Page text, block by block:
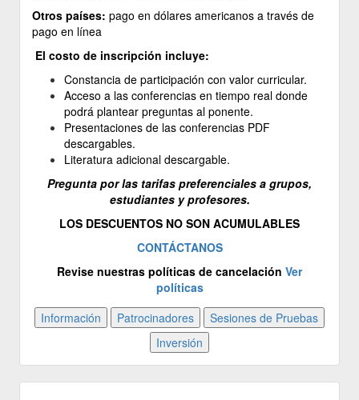
Otros países: pago en dólares americanos a través de
pago en línea
El costo de inscripción incluye:
Constancia de participación con valor curricular.
Acceso a las conferencias en tiempo real donde
podrá plantear preguntas al ponente.
Presentaciones de las conferencias PDF
descargables.
Literatura adicional descargable.
Pregunta por las tarifas preferenciales a grupos,
estudiantes y profesores.
LOS DESCUENTOS NO SON ACUMULABLES
CONTÁCTANOS
Revise nuestras políticas de cancelación Ver
políticas